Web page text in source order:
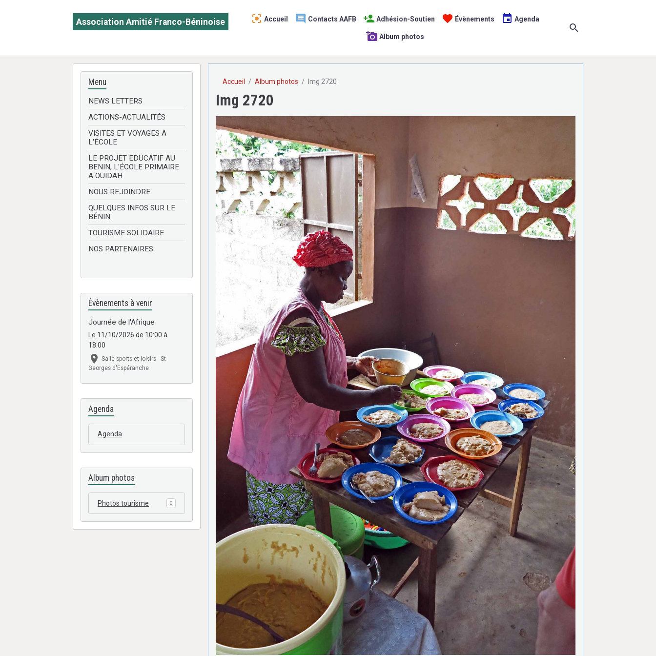
Association Amitié Franco-Béninoise Accueil Contacts AAFB Adhésion-Soutien Évènements Agenda
Album photos
Accueil Album photos Img 2720
Img 2720
Menu
NEWS LETTERS
ACTIONS-ACTUALITÉS
VISITES ET VOYAGES A
L'ÉCOLE
LE PROJET EDUCATIF AU
BENIN, L'ÉCOLE PRIMAIRE
A OUIDAH
NOUS REJOINDRE
QUELQUES INFOS SUR LE
BÉNIN
TOURISME SOLIDAIRE
NOS PARTENAIRES
Évènements à venir
Journée de l'Afrique
Le 11/10/2026 de 10:00 à
18:00
Salle sports et loisirs - St
Georges d'Espéranche
Agenda
Agenda
Album photos
Photos tourisme 0